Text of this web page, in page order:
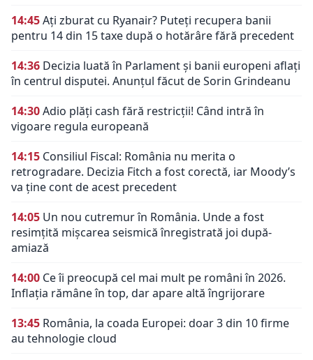
14:45Ați zburat cu Ryanair? Puteți recupera banii
pentru 14 din 15 taxe după o hotărâre fără precedent
14:36 Decizia luată în Parlament și banii europeni aflați
în centrul disputei. Anunțul făcut de Sorin Grindeanu
14:30Adio plăți cash fără restricții! Când intră în
vigoare regula europeană
14:15 Consiliul Fiscal: România nu merita o
retrogradare. Decizia Fitch a fost corectă, iar Moody’s
va ține cont de acest precedent
14:05 Un nou cutremur în România. Unde a fost
resimțită mișcarea seismică înregistrată joi după-
amiază
14:00 Ce îi preocupă cel mai mult pe români în 2026.
Inflația rămâne în top, dar apare altă îngrijorare
13:45 România, la coada Europei: doar 3 din 10 firme
au tehnologie cloud